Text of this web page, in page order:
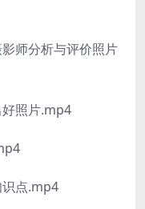
师分析与评价照片
照片.mp4
点.mp4